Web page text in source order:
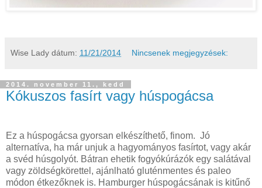
Wise Lady dátum: 11/21/2014 Nincsenek megjegyzések:
2014. november 11., kedd
Kókuszos fasírt vagy húspogácsa
Ez a húspogácsa gyorsan elkészíthető, finom. Jó
alternatíva, ha már unjuk a hagyományos fasírtot, vagy akár
a svéd húsgolyót. Bátran ehetik fogyókúrázók egy salátával
vagy zöldségkörettel, ajánlható gluténmentes és paleo
módon étkezőknek is. Hamburger húspogácsának is kitűnő